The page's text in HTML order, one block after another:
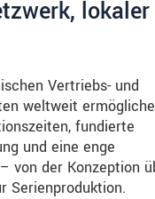
lokaler
Vertriebs- und
weltweit
fundierte
und eine enge
von der Konzeption
Serienproduktion.